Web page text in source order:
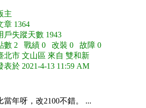
主
章 1364
戶失蹤天數 1943
數 2 戰績 0 改裝 0 故障 0
北市 文山區 來自 雙和新
表於 2021-4-13 11:59 AM
當年呀，改2100不錯。 ...